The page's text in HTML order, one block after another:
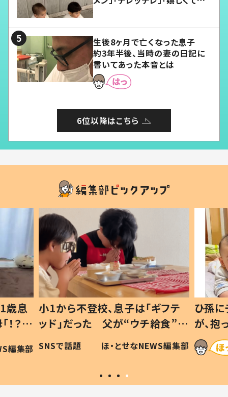
生後8ヶ月で亡くなった息子
約3年半後、当時の妻の日記に
書いてあった本音とは
6位以降はこちら
歳息
？」
編集部
小1から不登校、息子は「ギフテ
ッド」だった 父が“ウチ給食”を
作り続ける理由とは #令和の親
#令和の子
SNSで話題 ほ・とせなNEWS編集部
ひ孫
が、
「涙が
い」